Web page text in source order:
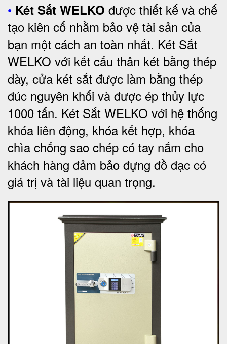
• Két Sắt WELKO được thiết kế và chế
tạo kiên cố nhằm bảo vệ tài sản của
bạn một cách an toàn nhất. Két Sắt
WELKO với kết cấu thân két bằng thép
dày, cửa két sắt được làm bằng thép
đúc nguyên khối và được ép thủy lực
1000 tấn. Két Sắt WELKO với hệ thống
khóa liên động, khóa kết hợp, khóa
chìa chống sao chép có tay nắm cho
khách hàng đảm bảo đựng đồ đạc có
giá trị và tài liệu quan trọng.